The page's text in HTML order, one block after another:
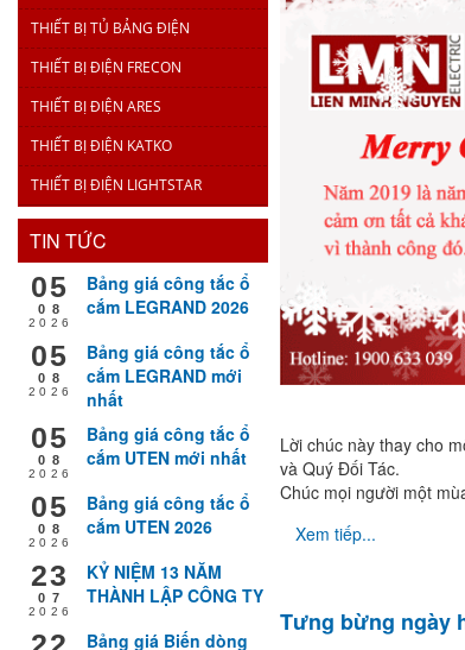
THIẾT BỊ TỦ BẢNG ĐIỆN
THIẾT BỊ ĐIỆN FRECON
THIẾT BỊ ĐIỆN ARES
THIẾT BỊ ĐIỆN KATKO
THIẾT BỊ ĐIỆN LIGHTSTAR
TIN TỨC
05
08
2026
Bảng giá công tắc ổ
cắm LEGRAND 2026
05
08
2026
Bảng giá công tắc ổ
cắm LEGRAND mới
nhất
05
08
2026
Bảng giá công tắc ổ
cắm UTEN mới nhất
05
08
2026
Bảng giá công tắc ổ
cắm UTEN 2026
23
07
2026
KỶ NIỆM 13 NĂM
THÀNH LẬP CÔNG TY
Bảng giá Biến dòng
Lời chúc này thay cho
và Quý Đối Tác.
Chúc mọi người một
Xem tiếp...
Tưng bừng ngày